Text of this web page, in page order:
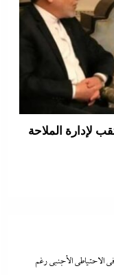
لإدارة الملاحة
الاحتياطي الأجنبي رغم